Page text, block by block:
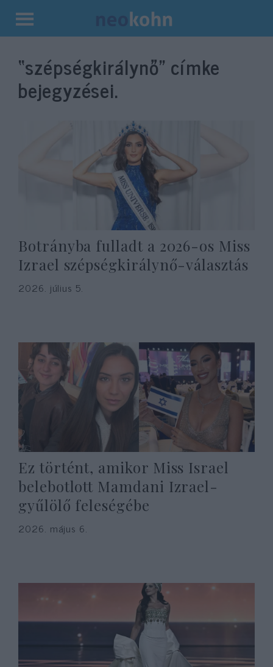
Kilépés
tartalomba
“szépségkirálynő” címke
bejegyzései.
Botrányba fulladt a 2026-os Miss
Izrael szépségkirálynő-választás
2026. július 5.
Ez történt, amikor Miss Israel
belebotlott Mamdani Izrael-
gyűlölő feleségébe
2026. május 6.